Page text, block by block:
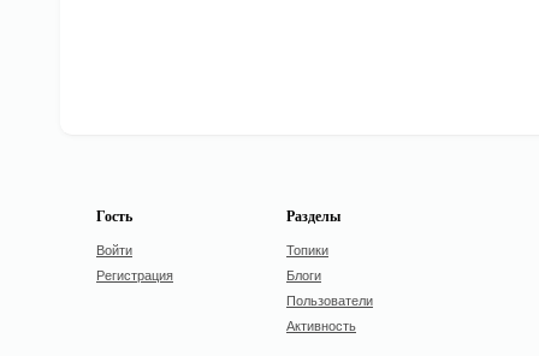
Гость
Войти
Регистрация
Разделы
Топики
Блоги
Пользователи
Активность